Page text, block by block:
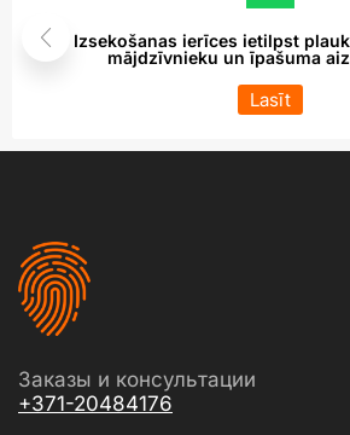
Izsekošanas ierīces ietilpst
mājdzīvnieku un īpašuma
Lasīt
Заказы и консультации
+371-20484176